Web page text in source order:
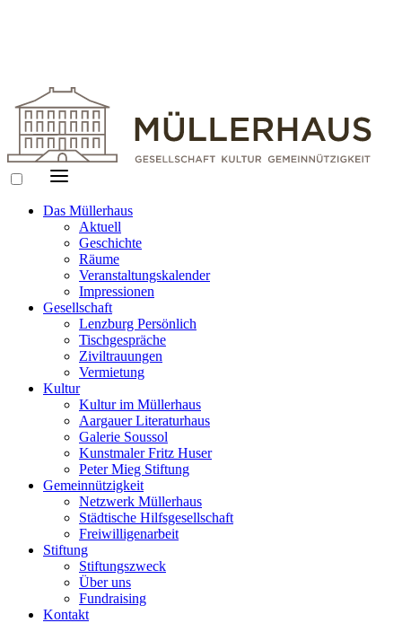
Das Müllerhaus
Aktuell
Geschichte
Räume
Veranstaltungskalender
Impressionen
Gesellschaft
Lenzburg Persönlich
Tischgespräche
Ziviltrauungen
Vermietung
Kultur
Kultur im Müllerhaus
Aargauer Literaturhaus
Galerie Soussol
Kunstmaler Fritz Huser
Peter Mieg Stiftung
Gemeinnützigkeit
Netzwerk Müllerhaus
Städtische Hilfsgesellschaft
Freiwilligenarbeit
Stiftung
Stiftungszweck
Über uns
Fundraising
Kontakt